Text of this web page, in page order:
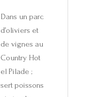
Dans un parc
d’oliviers et
de vignes au
Country Hot
el Pilade ;
sert poissons